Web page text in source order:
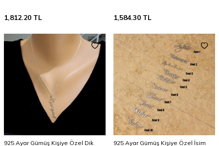
1,812.20 TL 1,584.30 TL
925 Ayar Gümüş Kişiye Özel Dik
925 Ayar Gümüş Kişiye Özel İsim